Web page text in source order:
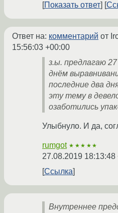
Показать ответ
Ответ на: комментарий от
15:56:03 +00:00
з.ы. предлагаю
днём
последние два
эту тему в
озаботились
Улыбнуло. И да,
rumgot ★★★★★
27.08.2019 18:13:48
Ссылка
Внутреннее